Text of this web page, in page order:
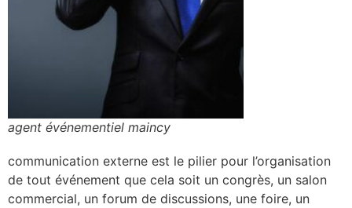
agent événementiel maincy
communication externe est le pilier pour l’organisation
de tout événement que cela soit un congrès, un salon
commercial, un forum de discussions, une foire, un